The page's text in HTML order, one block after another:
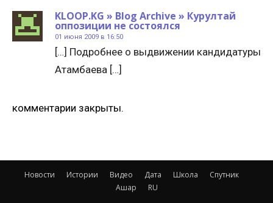
KLOOP.KG » Blog Archive » Курултай
оппозиции не состоялся
01 июня 2009 в 16:50
[…] Подробнее о выдвижении кандидатуры
Атамбаева […]
комментарии закрыты.
Новости Истории Видео Дата Школа
Спутник
Ашар
RU